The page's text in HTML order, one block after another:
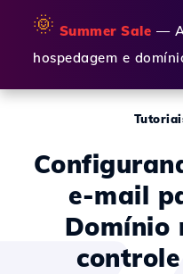
🌞 Summer Sale —
hospedagem e
e-mail
Domínio